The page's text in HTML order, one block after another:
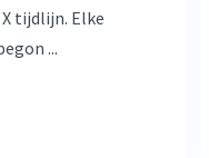
tijdlijn. Elke
...